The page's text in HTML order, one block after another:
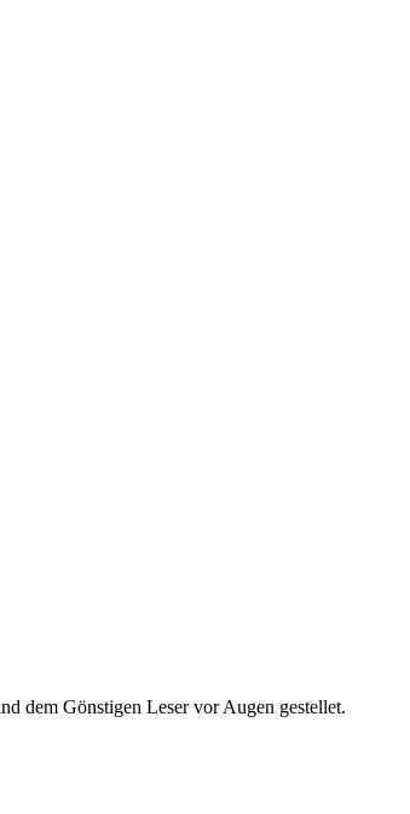
dem Gönstigen Leser vor Augen gestellet.